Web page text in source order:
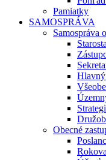
Pamiatky
SAMOSPRÁVA
Samospráva
Obecné